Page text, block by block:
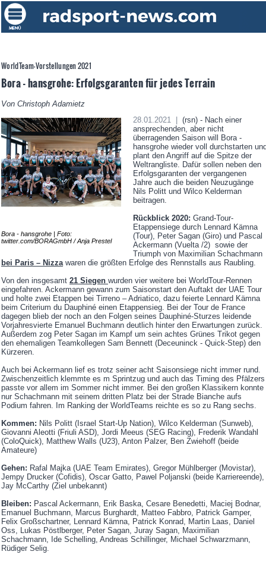
WorldTeam-Vorstellungen 2021
Bora - hansgrohe: Erfolgsgaranten für jedes Terrain
Von Christoph Adamietz
Bora - hansgrohe | Foto:
twitter.com/BORAGmbH / Anja Prestel
28.01.2021 |
(rsn) - Nach einer
ansprechenden, aber nicht
überragenden Saison will Bora -
hansgrohe wieder voll durchstarten
plant den Angriff auf die Spitze der
Weltrangliste. Dafür sollen neben den
Erfolgsgaranten der vergangenen
Jahre auch die beiden Neuzugänge
Nils Politt und Wilco Kelderman
beitragen.
Rückblick 2020: Grand-Tour-
Etappensiege durch Lennard Kämna
(Tour), Peter Sagan (Giro) und Pascal
Ackermann (Vuelta /2) sowie der
Triumph von Maximilian Schachmann
bei Paris – Nizzawaren die größten Erfolge des Rennstalls aus Raubling.
Von den insgesamt 21 Siegen wurden vier weitere bei WorldTour-Rennen
eingefahren. Ackermann gewann zum Saisonstart den Auftakt der UAE Tour
und holte zwei Etappen bei Tirreno – Adriatico, dazu feierte Lennard Kämna
beim Criterium du Dauphiné einen Etappensieg. Bei der Tour de France
dagegen blieb der noch an den Folgen seines Dauphiné-Sturzes leidende
Vorjahresvierte Emanuel Buchmann deutlich hinter den Erwartungen zurück.
Außerdem zog Peter Sagan im Kampf um sein achtes Grünes Trikot gegen
den ehemaligen Teamkollegen Sam Bennett (Deceuninck - Quick-Step) den
Kürzeren.
Auch bei Ackermann lief es trotz seiner acht Saisonsiege nicht immer rund.
Zwischenzeitlich klemmte es m Sprintzug und auch das Timing des Pfälzers
passte vor allem im Sommer nicht immer. Bei den großen Klassikern konnte
nur Schachmann mit seinem dritten Platz bei der Strade Bianche aufs
Podium fahren. Im Ranking der WorldTeams reichte es so zu Rang sechs.
Kommen: Nils Politt (Israel Start-Up Nation), Wilco Kelderman (Sunweb),
Giovanni Aleotti (Friuli ASD), Jordi Meeus (SEG Racing), Frederik Wandahl
(ColoQuick), Matthew Walls (U23), Anton Palzer, Ben Zwiehoff (beide
Amateure)
Gehen: Rafal Majka (UAE Team Emirates), Gregor Mühlberger (Movistar),
Jempy Drucker (Cofidis), Oscar Gatto, Pawel Poljanski (beide Karriereende),
Jay McCarthy (Ziel unbekannt)
Bleiben: Pascal Ackermann, Erik Baska, Cesare Benedetti, Maciej Bodnar,
Emanuel Buchmann, Marcus Burghardt, Matteo Fabbro, Patrick Gamper,
Felix Großschartner, Lennard Kämna, Patrick Konrad, Martin Laas, Daniel
Oss, Lukas Pöstlberger, Peter Sagan, Juray Sagan, Maximilian
Schachmann, Ide Schelling, Andreas Schillinger, Michael Schwarzmann,
Rüdiger Selig.